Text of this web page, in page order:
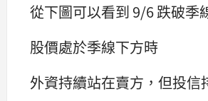
從下圖可以看到 9/6 跌破季
股價處於季線下方時
外資持續站在賣方，但投信